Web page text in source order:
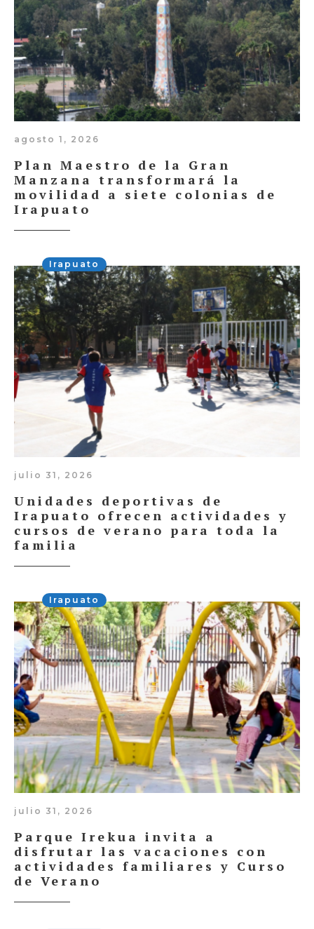
agosto 1, 2026
Plan Maestro de la Gran
Manzana transformará la
movilidad a siete colonias de
Irapuato
Irapuato
julio 31, 2026
Unidades deportivas de
Irapuato ofrecen actividades y
cursos de verano para toda la
familia
Irapuato
julio 31, 2026
Parque Irekua invita a
disfrutar las vacaciones con
actividades familiares y Curso
de Verano